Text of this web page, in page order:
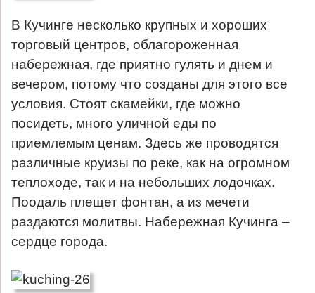
В Кучинге несколько крупных и хороших
торговый центров, облагороженная
набережная, где приятно гулять и днем и
вечером, потому что созданы для этого все
условия. Стоят скамейки, где можно
посидеть, много уличной еды по
приемлемым ценам. Здесь же проводятся
различные круизы по реке, как на огромном
теплоходе, так и на небольших лодочках.
Поодаль плещет фонтан, а из мечети
раздаются молитвы. Набережная Кучинга –
сердце города.